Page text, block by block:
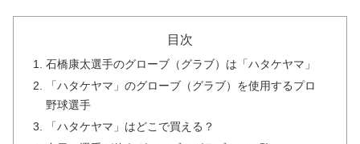
目次
石橋康太選手のグローブ（グラブ）は「ハタケヤマ」
「ハタケヤマ」のグローブ（グラブ）を使用するプロ
野球選手
「ハタケヤマ」はどこで買える？